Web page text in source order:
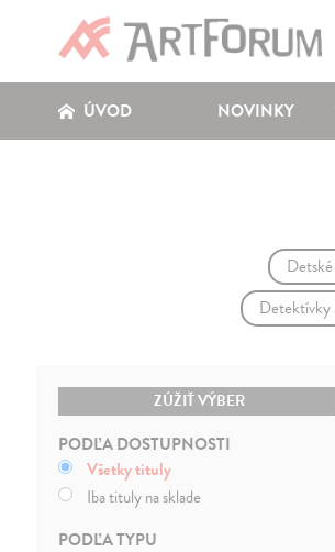
ÚVOD NOVINKY
Detektívky
ZÚŽIŤ VÝBER
PODĽA DOSTUPNOSTI
Všetky tituly
Iba tituly na sklade
PODĽA TYPU